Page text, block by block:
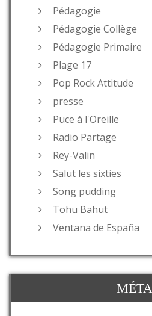
Pédagogie
Pédagogie Collège
Pédagogie Primaire
Plage 17
Pop Rock Attitude
presse
Puce à l'Oreille
Radio Partage
Rey-Valin
Salut les sixties
Song pudding
Tohu Bahut
Ventana de España
MÉTA